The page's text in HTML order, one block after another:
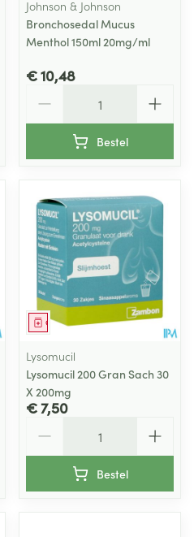
Johnson & Johnson
Bronchosedal Mucus
Menthol 150ml 20mg/ml
€ 10,48
Bestel
Geneesmiddel
Lysomucil
Lysomucil 200 Gran Sach 30
X 200mg
€ 7,50
Bestel